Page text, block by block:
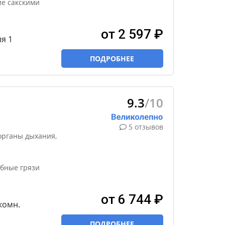
сакскими
1 от 2 597 ₽
ПОДРОБНЕЕ
дыхания,
грязи
9.3/10
5 отзывов
от 6 744 ₽